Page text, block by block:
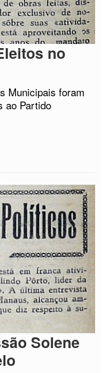
no
Municipais foram
ao Partido
Solene